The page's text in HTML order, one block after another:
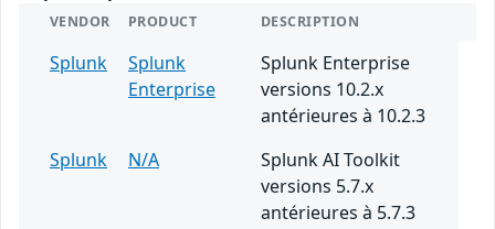
VENDOR PRODUCT DESCRIPTION
Splunk
Splunk
Enterprise
Splunk Enterprise
versions 10.2.x
antérieures à 10.2.3
Splunk
N/A
Splunk AI Toolkit
versions 5.7.x
antérieures à 5.7.3